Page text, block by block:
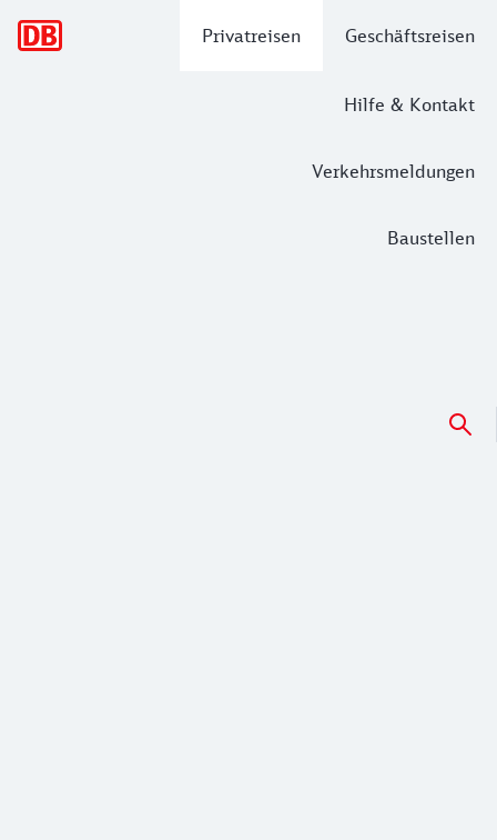
Privatreisen Geschäftsreisen
Hilfe & Kontakt
Verkehrsmeldungen
Baustellen